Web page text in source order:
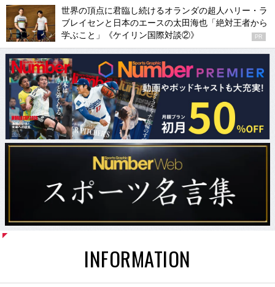
世界の頂点に君臨し続けるオランダの超人ハリー・ラ
ブレイセンと日本のエースの太田海也「絶対王者から
学ぶこと」《ケイリン国際対談②》
PR
INFORMATION